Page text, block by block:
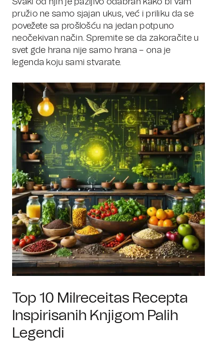
Svaki od njih je pažljivo odabran kako bi vam
pružio ne samo sjajan ukus, već i priliku da se
povežete sa prošlošću na jedan potpuno
neočekivan način. Spremite se da zakoračite u
svet gde hrana nije samo hrana – ona je
legenda koju sami stvarate.
Top 10 Milreceitas Recepta
Inspirisanih Knjigom Palih
Legendi